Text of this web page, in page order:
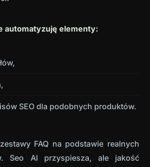
automatyzuję elementy:
SEO dla podobnych produktów.
FAQ na podstawie realnych
Seo AI przyspiesza, ale jakość